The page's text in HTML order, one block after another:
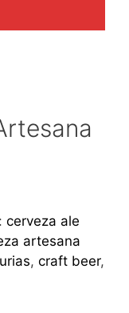
cerveza ale
artesana
, craft beer,